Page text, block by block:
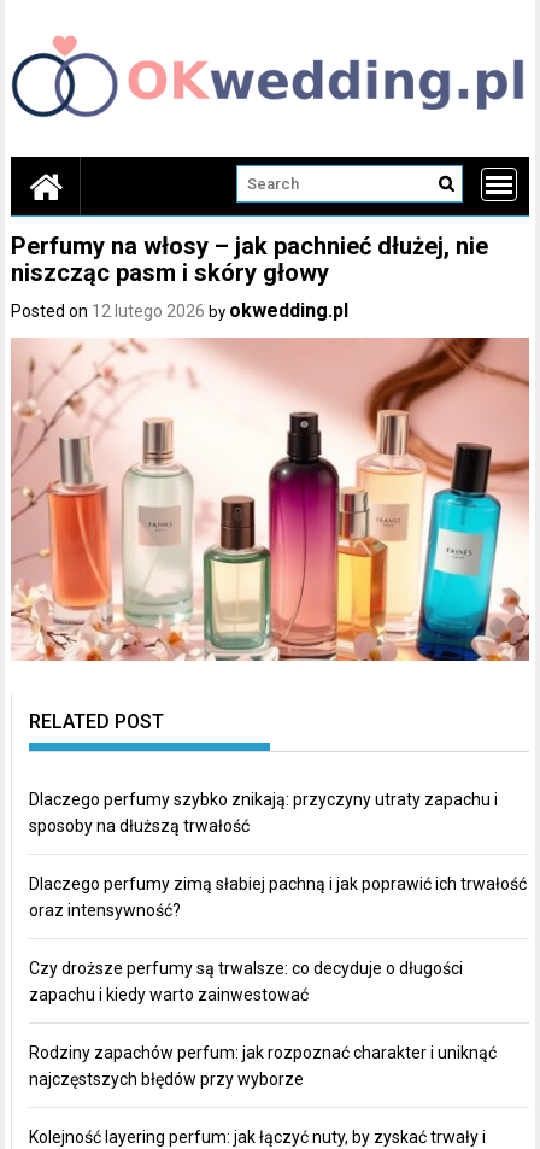
content
Perfumy na włosy – jak pachnieć dłużej, nie
niszcząc pasm i skóry głowy
Posted on 12 lutego 2026 by okwedding.pl
RELATED POST
Dlaczego perfumy szybko znikają: przyczyny utraty zapachu i
sposoby na dłuższą trwałość
Dlaczego perfumy zimą słabiej pachną i jak poprawić ich trwałość
oraz intensywność?
Czy droższe perfumy są trwalsze: co decyduje o długości
zapachu i kiedy warto zainwestować
Rodziny zapachów perfum: jak rozpoznać charakter i uniknąć
najczęstszych błędów przy wyborze
Kolejność layering perfum: jak łączyć nuty, by zyskać trwały i